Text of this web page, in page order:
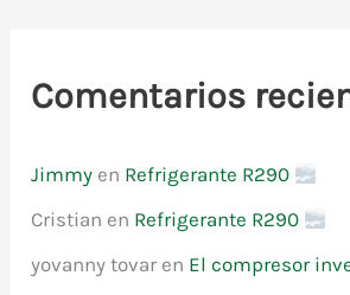
Comentarios
Jimmy en Refrigerante R290
Cristian en Refrigerante R290
yovanny tovar en El compresor